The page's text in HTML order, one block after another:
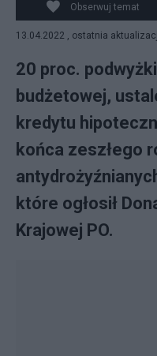
Obserwuj temat
13.04.2022 , ostatnia
20 proc.
budżetowej,
kredytu
końca zeszłego
które ogłosił
Krajowej PO.